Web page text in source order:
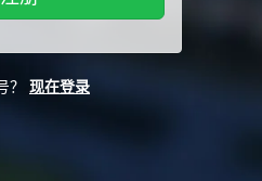
？ 现在登录